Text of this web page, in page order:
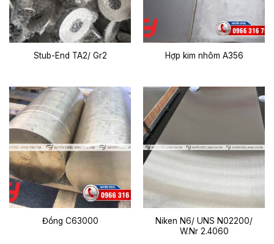
Stub-End TA2/ Gr2 Hợp kim nhôm A356
Đồng C63000
Niken N6/ UNS N02200/
W.Nr 2.4060